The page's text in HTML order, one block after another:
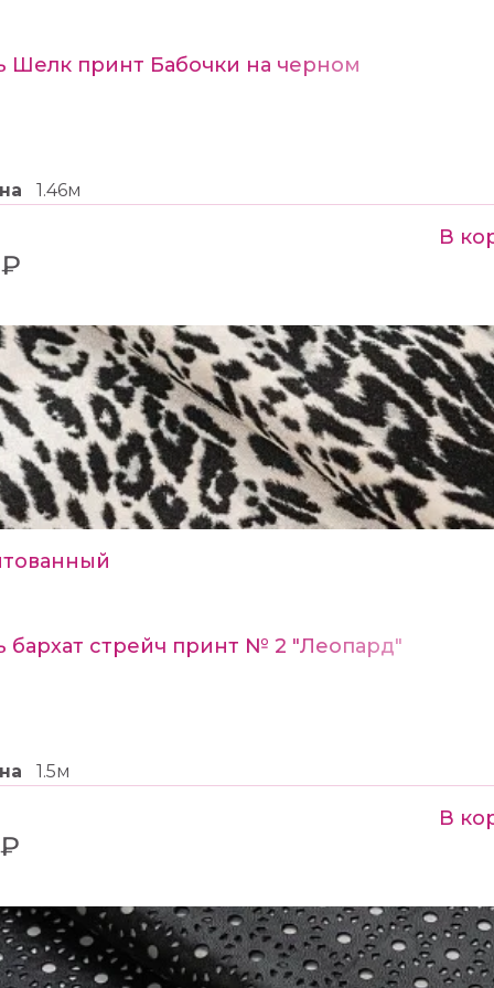
Шелк принт Бабочки на черном
1.46м
В
бархат стрейч принт № 2 "Леопард"
1.5м
В